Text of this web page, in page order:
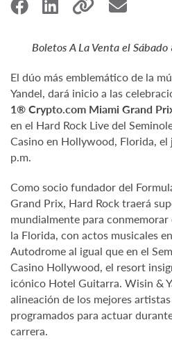
Boletos A La Venta el
El dúo más emblemático de la
Yandel, dará inicio a las
1® Crypto.com Miami Grand
en el Hard Rock Live del
Casino en Hollywood, Florida, el
p.m.
Como socio fundador del
Grand Prix, Hard Rock traerá
mundialmente para
la Florida, con actos musicales
Autodrome al igual que en el
Casino Hollywood, el resort
icónico Hotel Guitarra. Wisin &
alineación de los mejores
programados para actuar
carrera.